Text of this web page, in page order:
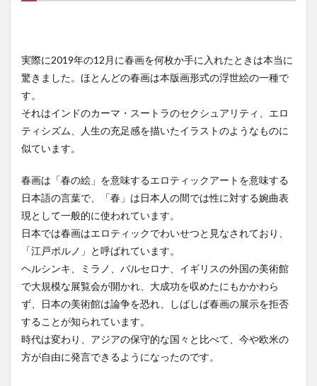
実際に2019年の12月に春画を何枚か手に入れたときは本当に
驚きました。ほとんどの春画は本版画形式の浮世絵の一種で
す。
それはインドのカーマ・スートラのセクシュアリティ、エロ
ティシズム、人生の充足感を描いたイラストのようなものに
似ています。
春画は「春の絵」を意味するエロティックアートを意味する
日本語の言葉で、「春」は日本人の間では性に対する婉曲表
現として一般的に使われています。
日本では春画はエロティックでわいせつと見なされており、
「江戸ポルノ」と呼ばれています。
ヘルシンキ、ミラノ、バルセロナ、イギリスの外国の美術館
で大規模な展覧会が開かれ、大成功を収めたにもかかわら
ず、日本の美術館は論争を恐れ、しばしば春画の展示を拒否
することが知られています。
時代は変わり、アジアの保守的な国々と比べて、今や欧米の
方が自由に発言できるようになったのです。